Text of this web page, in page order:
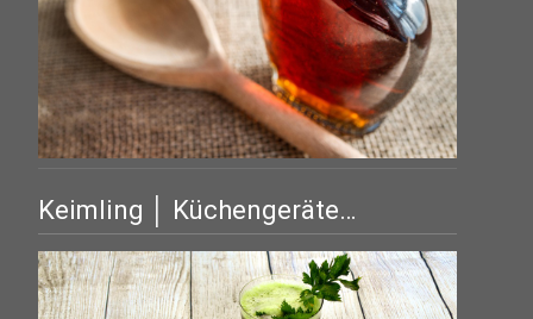
Keimling │ Küchengeräte…